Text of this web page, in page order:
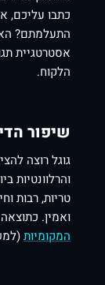
כתבו עליכם,
התעלמתם?
אסטרטגיית
הלקוח.
שיפור
גוגל רוצה
והרלוונטיות
טריות, רבות
ואמין.
המקומיות